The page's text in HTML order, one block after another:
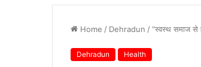
Home / Dehradun /“स्वस्थ समाज से
Dehradun Health